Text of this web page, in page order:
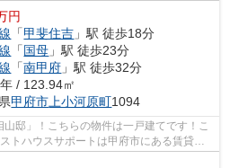
円
「甲斐住吉 」駅 徒歩18分
「国母 」駅 徒歩23分
「南甲府 」駅 徒歩32分
/ 123.94㎡
甲府市上小河原町1094
邸」！こちらの物件は一戸建てです！こ
トハウスサポートは甲府市にある賃貸情
情報...